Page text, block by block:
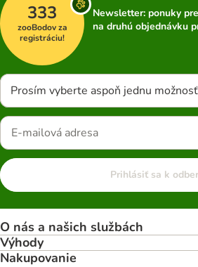
333
zooBodov za
registráciu!
Newsletter: ponuky
na druhú objednávku
Prosím vyberte aspoň jednu možnosť
Prihlásiť sa k
O nás a našich službách
Výhody
Nakupovanie